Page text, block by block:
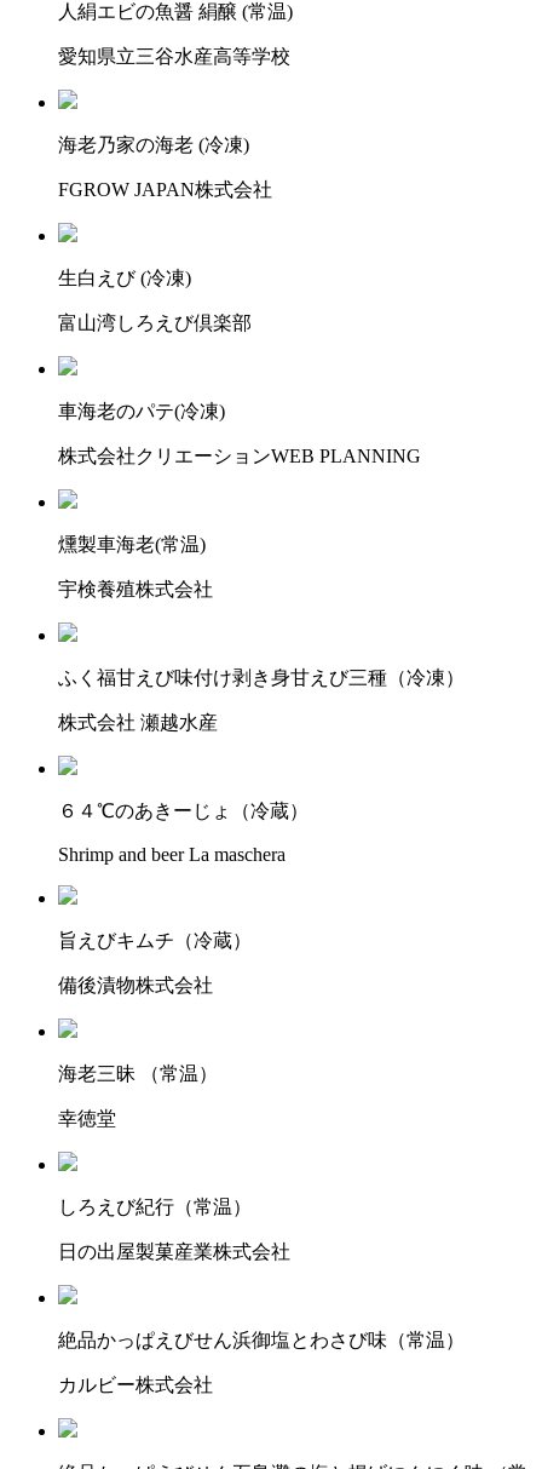
人絹エビの魚醤 絹醸 (常温)
愛知県立三谷水産高等学校
海老乃家の海老 (冷凍)
FGROW JAPAN株式会社
生白えび (冷凍)
富山湾しろえび倶楽部
車海老のパテ(冷凍)
株式会社クリエーションWEB PLANNING
燻製車海老(常温)
宇検養殖株式会社
ふく福甘えび味付け剥き身甘えび三種（冷凍）
株式会社 瀬越水産
６４℃のあきーじょ（冷蔵）
Shrimp and beer La maschera
旨えびキムチ（冷蔵）
備後漬物株式会社
海老三昧 （常温）
幸徳堂
しろえび紀行（常温）
日の出屋製菓産業株式会社
絶品かっぱえびせん浜御塩とわさび味（常温）
カルビー株式会社